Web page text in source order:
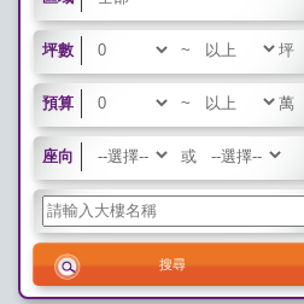
坪數 ~ 坪
預算 ~ 萬
座向 或